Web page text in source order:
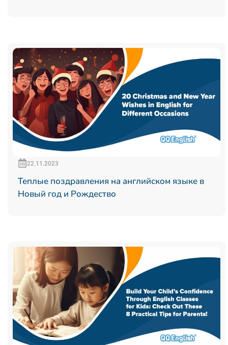
22.11.2023
Теплые поздравления на английском языке в
Новый год и Рождество